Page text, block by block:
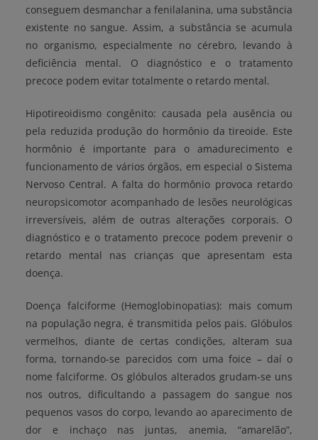
conseguem desmanchar a fenilalanina, uma substância
existente no sangue. Assim, a substância se acumula
no organismo, especialmente no cérebro, levando à
deficiência mental. O diagnóstico e o tratamento
precoce podem evitar totalmente o retardo mental.
Hipotireoidismo congênito: causada pela ausência ou
pela reduzida produção do hormônio da tireoide. Este
hormônio é importante para o amadurecimento e
funcionamento de vários órgãos, em especial o Sistema
Nervoso Central. A falta do hormônio provoca retardo
neuropsicomotor acompanhado de lesões neurológicas
irreversíveis, além de outras alterações corporais. O
diagnóstico e o tratamento precoce podem prevenir o
retardo mental nas crianças que apresentam esta
doença.
Doença falciforme (Hemoglobinopatias): mais comum
na população negra, é transmitida pelos pais. Glóbulos
vermelhos, diante de certas condições, alteram sua
forma, tornando-se parecidos com uma foice – daí o
nome falciforme. Os glóbulos alterados grudam-se uns
nos outros, dificultando a passagem do sangue nos
pequenos vasos do corpo, levando ao aparecimento de
dor e inchaço nas juntas, anemia, “amarelão”,